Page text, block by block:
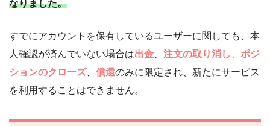
なりました。
すでにアカウントを保有しているユーザーに関しても、本
人確認が済んでいない場合は出金 注文の取り消し
ポジ
ションのクローズ、 償還のみに限定され、新たにサービス
を利用することはできません。